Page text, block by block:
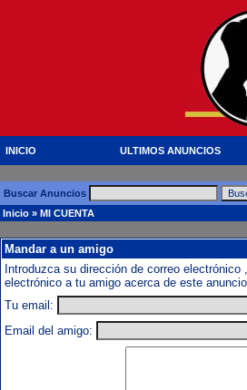
INICIO ULTIMOS ANUNCIOS
Buscar Anuncios
Inicio » MI CUENTA
Mandar a un amigo
Introduzca su dirección de correo
electrónico a tu amigo acerca de este
Tu email:
Email del amigo: